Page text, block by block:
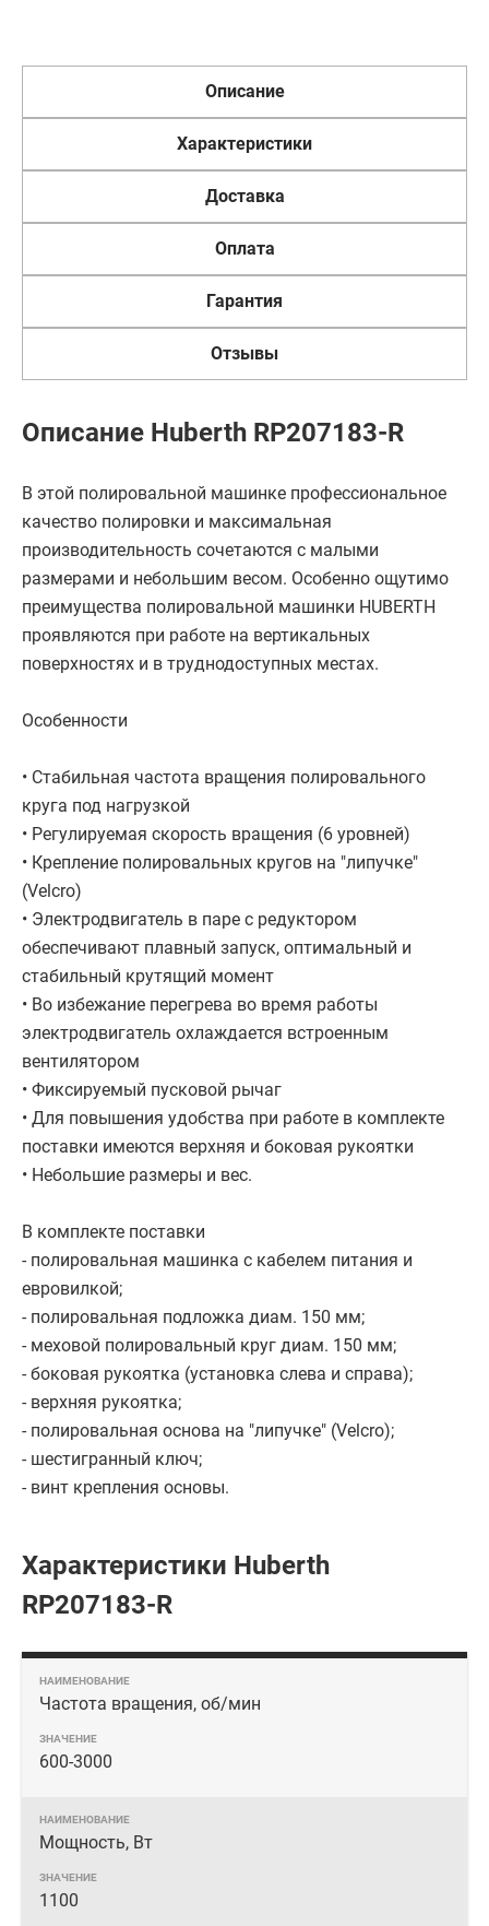
Описание
Характеристики
Доставка
Оплата
Гарантия
Отзывы
Описание Huberth RP207183-R
В этой полировальной машинке профессиональное
качество полировки и максимальная
производительность сочетаются с малыми
размерами и небольшим весом. Особенно ощутимо
преимущества полировальной машинки HUBERTH
проявляются при работе на вертикальных
поверхностях и в труднодоступных местах.
Особенности
• Стабильная частота вращения полировального
круга под нагрузкой
• Регулируемая скорость вращения (6 уровней)
• Крепление полировальных кругов на "липучке"
(Velcro)
• Электродвигатель в паре с редуктором
обеспечивают плавный запуск, оптимальный и
стабильный крутящий момент
• Во избежание перегрева во время работы
электродвигатель охлаждается встроенным
вентилятором
• Фиксируемый пусковой рычаг
• Для повышения удобства при работе в комплекте
поставки имеются верхняя и боковая рукоятки
• Небольшие размеры и вес.
В комплекте поставки
- полировальная машинка с кабелем питания и
евровилкой;
- полировальная подложка диам. 150 мм;
- меховой полировальный круг диам. 150 мм;
- боковая рукоятка (установка слева и справа);
- верхняя рукоятка;
- полировальная основа на "липучке" (Velcro);
- шестигранный ключ;
- винт крепления основы.
Характеристики Huberth
RP207183-R
Частота вращения, об/мин
600-3000
Мощность, Вт
1100